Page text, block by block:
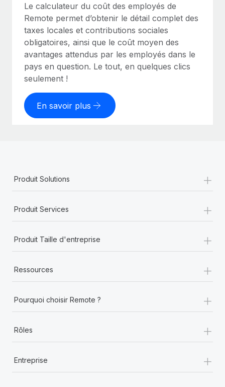
Le calculateur du coût des employés de
Remote permet d’obtenir le détail complet des
taxes locales et contributions sociales
obligatoires, ainsi que le coût moyen des
avantages attendus par les employés dans le
pays en question. Le tout, en quelques clics
seulement !
En savoir plus
Produit Solutions +
Produit Services +
Produit Taille d'entreprise +
Ressources +
Pourquoi choisir Remote ? +
Rôles +
Entreprise +